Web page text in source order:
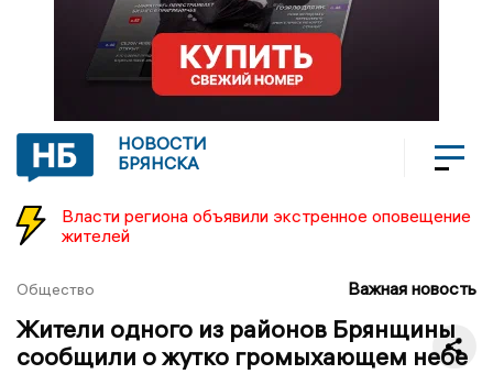
НОВОСТИ
БРЯНСКА
Власти региона объявили экстренное оповещение
жителей
Общество Важная новость
Жители одного из районов Брянщины
сообщили о жутко громыхающем небе